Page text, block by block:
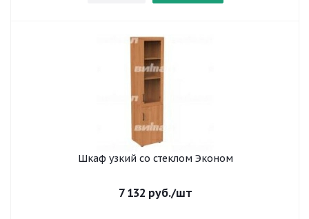
Шкаф узкий со стеклом Эконом
7 132 руб./шт